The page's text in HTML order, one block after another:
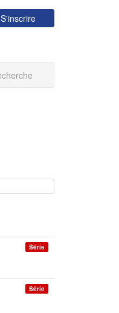
S'inscrire
Série
Série